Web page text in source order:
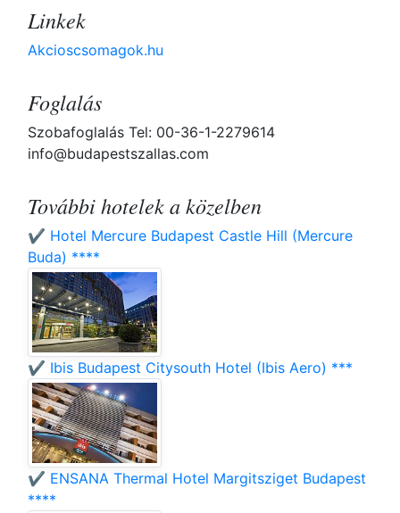
Linkek
Akcioscsomagok.hu
Foglalás
Szobafoglalás Tel: 00-36-1-2279614
info@budapestszallas.com
További hotelek a közelben
✔️ Hotel Mercure Budapest Castle Hill (Mercure
Buda) ****
✔️ Ibis Budapest Citysouth Hotel (Ibis Aero) ***
✔️ ENSANA Thermal Hotel Margitsziget Budapest
****